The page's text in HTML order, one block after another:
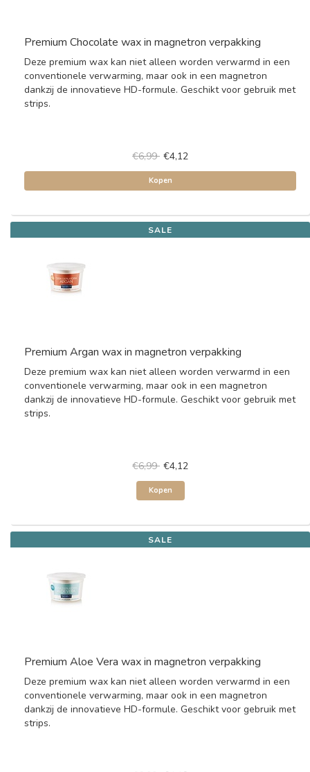
Premium Chocolate wax in magnetron verpakking
Deze premium wax kan niet alleen worden verwarmd in een
conventionele verwarming, maar ook in een magnetron
dankzij de innovatieve HD-formule. Geschikt voor gebruik met
strips.
€6,99 €4,12
Kopen
SALE
Premium Argan wax in magnetron verpakking
Deze premium wax kan niet alleen worden verwarmd in een
conventionele verwarming, maar ook in een magnetron
dankzij de innovatieve HD-formule. Geschikt voor gebruik met
strips.
€6,99 €4,12
Kopen
SALE
Premium Aloe Vera wax in magnetron verpakking
Deze premium wax kan niet alleen worden verwarmd in een
conventionele verwarming, maar ook in een magnetron
dankzij de innovatieve HD-formule. Geschikt voor gebruik met
strips.